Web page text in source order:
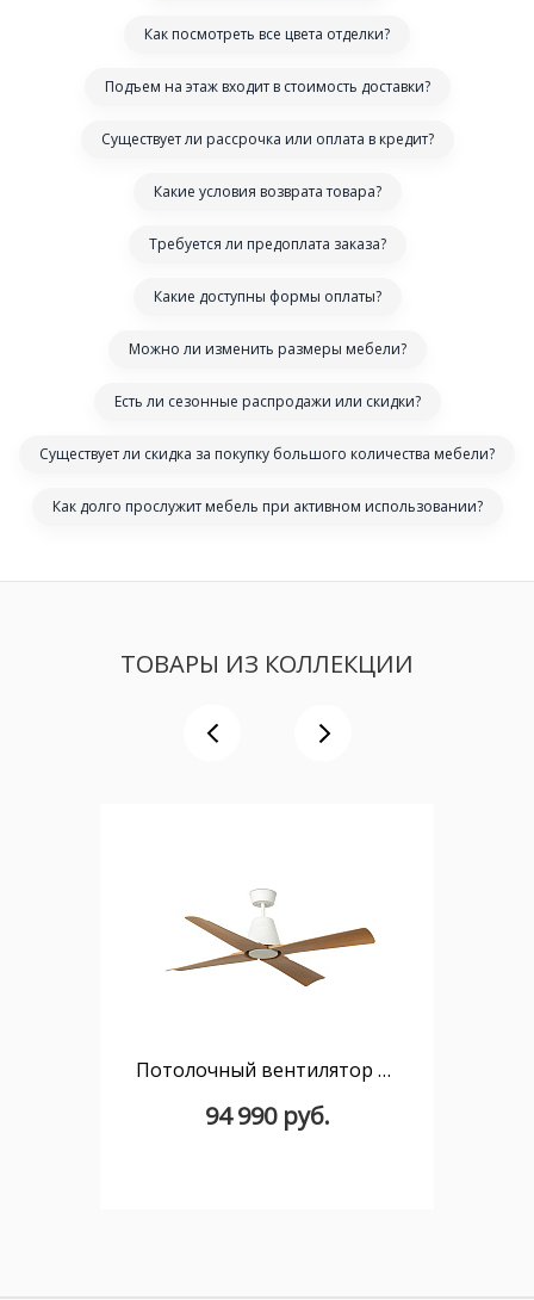
Как посмотреть все цвета отделки?
Подъем на этаж входит в стоимость доставки?
Существует ли рассрочка или оплата в кредит?
Какие условия возврата товара?
Требуется ли предоплата заказа?
Какие доступны формы оплаты?
Можно ли изменить размеры мебели?
Есть ли сезонные распродажи или скидки?
Существует ли скидка за покупку большого количества мебели?
Как долго прослужит мебель при активном использовании?
ТОВАРЫ ИЗ КОЛЛЕКЦИИ
Потолочный вентилятор TYPHOON DC Ш1300MM белый 4 PALAS древесный IP44
94 990 руб.